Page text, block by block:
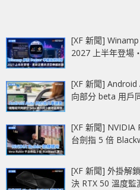
[XF 新聞]
2027 上半年登場
[XF 新聞]
向部分 beta 用戶
[XF 新聞]
台劍指 5 倍
[XF 新聞] 外掛解
決 RTX 50 溫度監